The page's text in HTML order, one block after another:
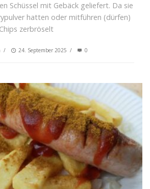
Schüssel mit Gebäck geliefert. Da sie
hatten oder mitführen (dürfen)
zerbröselt
/ 24. September 2025 / 0